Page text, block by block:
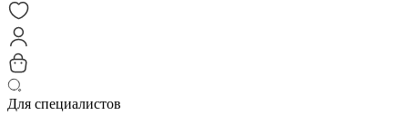
Для специалистов